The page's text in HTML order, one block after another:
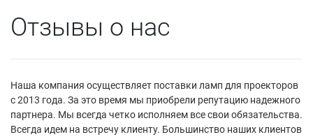
Отзывы о нас
Наша компания осуществляет поставки ламп для проекторов
с 2013 года. За это время мы приобрели репутацию надежного
партнера. Мы всегда четко исполняем все свои обязательства.
Всегда идем на встречу клиенту. Большинство наших клиентов